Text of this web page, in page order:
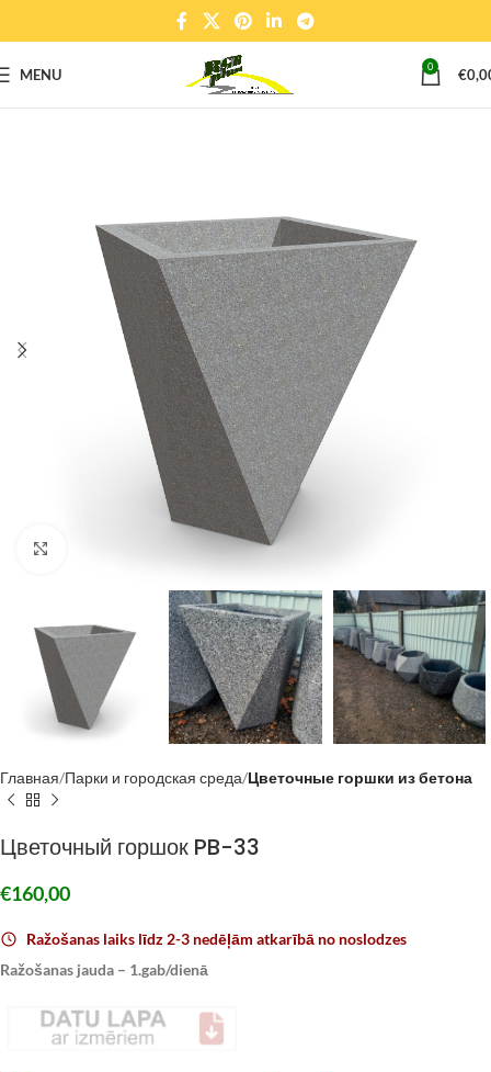
MENU 0 €
Главная Парки и городская среда Цветочные горшки из бетона
Цветочный горшок PB-33
€160,00
Ražošanas laiks līdz 2-3 nedēļām atkarībā no noslodzes
Ražošanas jauda – 1.gab/dienā